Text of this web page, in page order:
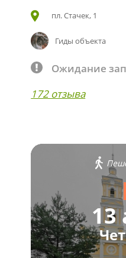
пл. Стачек, 1
Гиды объекта
Ожидание
172 отзыва
13